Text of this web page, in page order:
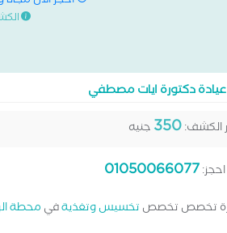
دكتورة ايات مصطفي
الكشف:350 جنيه
01050066077
تخصص تخصص تخسيس وتغذيةفي محطة